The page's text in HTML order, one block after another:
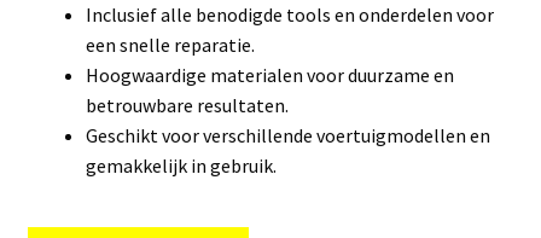
Inclusief alle benodigde tools en onderdelen voor
een snelle reparatie.
Hoogwaardige materialen voor duurzame en
betrouwbare resultaten.
Geschikt voor verschillende voertuigmodellen en
gemakkelijk in gebruik.